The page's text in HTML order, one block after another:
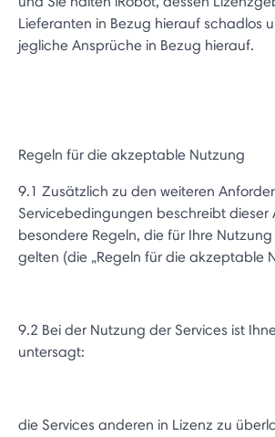
Lieferanten in Bezug hierauf schadlos
jegliche Ansprüche in Bezug hierauf.
Regeln für die akzeptable Nutzung
9.1 Zusätzlich zu den weiteren
Servicebedingungen beschreibt dieser
besondere Regeln, die für Ihre Nutzung
gelten (die „Regeln für die akzeptable
9.2 Bei der Nutzung der Services ist
untersagt:
die Services anderen in Lizenz zu